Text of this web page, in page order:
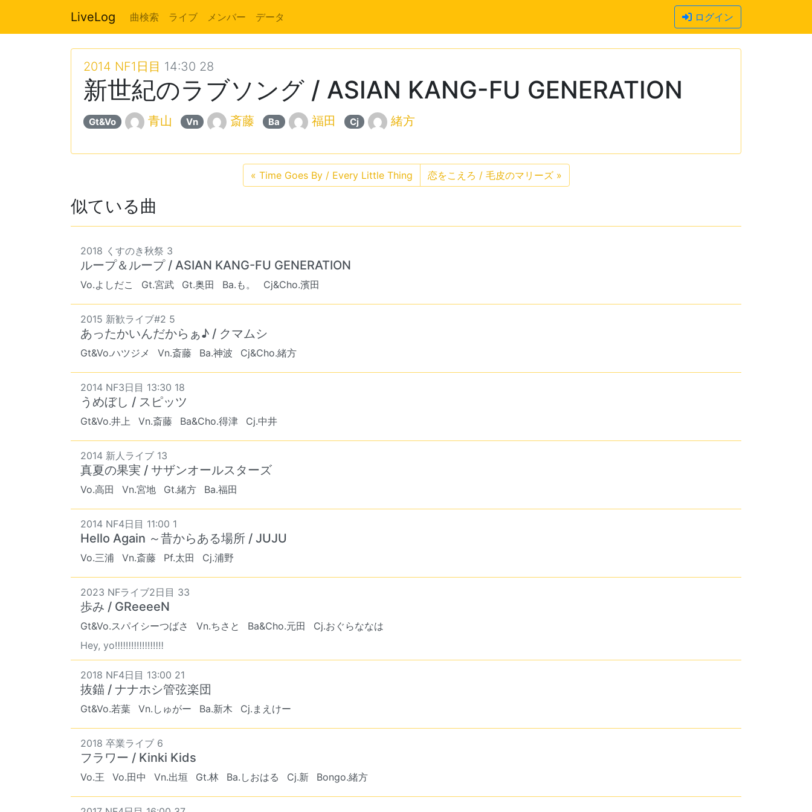
LiveLog 曲検索 ライブ メンバー データ ログイン
2014 NF1日目 14:30 28
新世紀のラブソング / ASIAN KANG-FU GENERATION
Gt&Vo 青山 Vn 斎藤 Ba 福田 Cj 緒方
« Time Goes By / Every Little Thing 恋をこえろ / 毛皮のマリーズ »
似ている曲
2018 くすのき秋祭 3
ループ＆ループ / ASIAN KANG-FU GENERATION
Vo.よしだこ Gt.宮武 Gt.奥田 Ba.も。 Cj&Cho.濱田
2015 新歓ライブ#2 5
あったかいんだからぁ♪ / クマムシ
Gt&Vo.ハツジメ Vn.斎藤 Ba.神波 Cj&Cho.緒方
2014 NF3日目 13:30 18
うめぼし / スピッツ
Gt&Vo.井上 Vn.斎藤 Ba&Cho.得津 Cj.中井
2014 新人ライブ 13
真夏の果実 / サザンオールスターズ
Vo.高田 Vn.宮地 Gt.緒方 Ba.福田
2014 NF4日目 11:00 1
Hello Again ～昔からある場所 / JUJU
Vo.三浦 Vn.斎藤 Pf.太田 Cj.浦野
2023 NFライブ2日目 33
歩み / GReeeeN
Gt&Vo.スパイシーつばさ Vn.ちさと Ba&Cho.元田
Cj.おぐらななは
Hey, yo‼️‼️‼️‼️‼️‼️‼️‼️‼️
2018 NF4日目 13:00 21
抜錨 / ナナホシ管弦楽団
Gt&Vo.若葉 Vn.しゅがー Ba.新木 Cj.まえけー
2018 卒業ライブ 6
フラワー / Kinki Kids
Vo.王 Vo.田中 Vn.出垣 Gt.林 Ba.しおはる Cj.新 Bongo.緒方